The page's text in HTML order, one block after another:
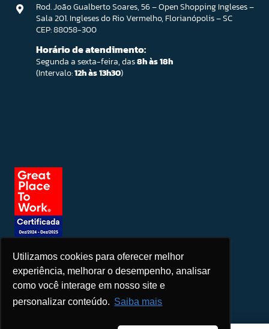
Utilizamos cookies para oferecer melhor
experiência, melhorar o desempenho, analisar
como você interage em nosso site e
personalizar conteúdo. Saiba mais
Rod. João Gualberto Soares, 56 – Open Shopping Ingleses –
Sala 201. Ingleses do Rio Vermelho, Florianópolis – SC
CEP: 88058-300
Horário de atendimento:
Segunda a sexta-feira, das8h às 18h
(Intervalo:12h às 13h30)
Seja um patrocinador